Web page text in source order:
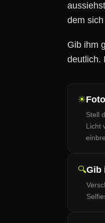
dem
Gib ihm
deutlich.
☀
Stell
Licht
🔍Gib